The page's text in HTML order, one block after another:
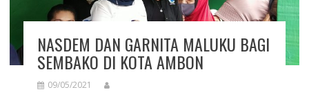
NASDEM DAN GARNITA MALUKU BAGI
SEMBAKO DI KOTA AMBON
09/05/2021